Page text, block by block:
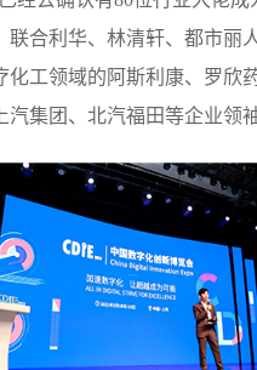
联合利华、林清轩、都市丽
化工领域的阿斯利康、罗欣
汽集团、北汽福田等企业领